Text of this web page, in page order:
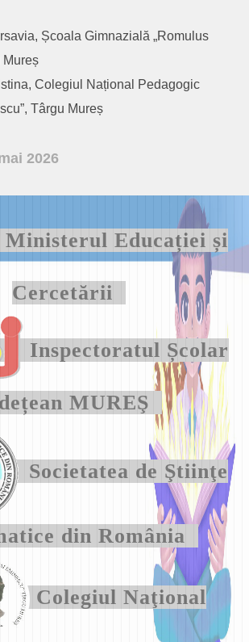
Școala Gimnazială „Romulus
Mureș
Colegiul Național Pedagogic
Târgu Mureș
2026
Ministerul Educației și
Cercetării
Inspectoratul Școlar
MUREŞ
Societatea de Ştiinţe
din România
Colegiul Naţional